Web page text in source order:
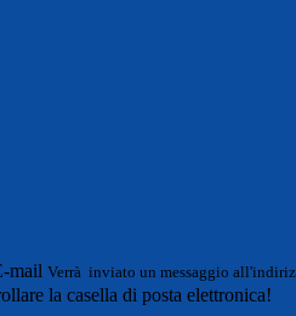
mail Verrà inviato un messaggio
la casella di posta elettronica!